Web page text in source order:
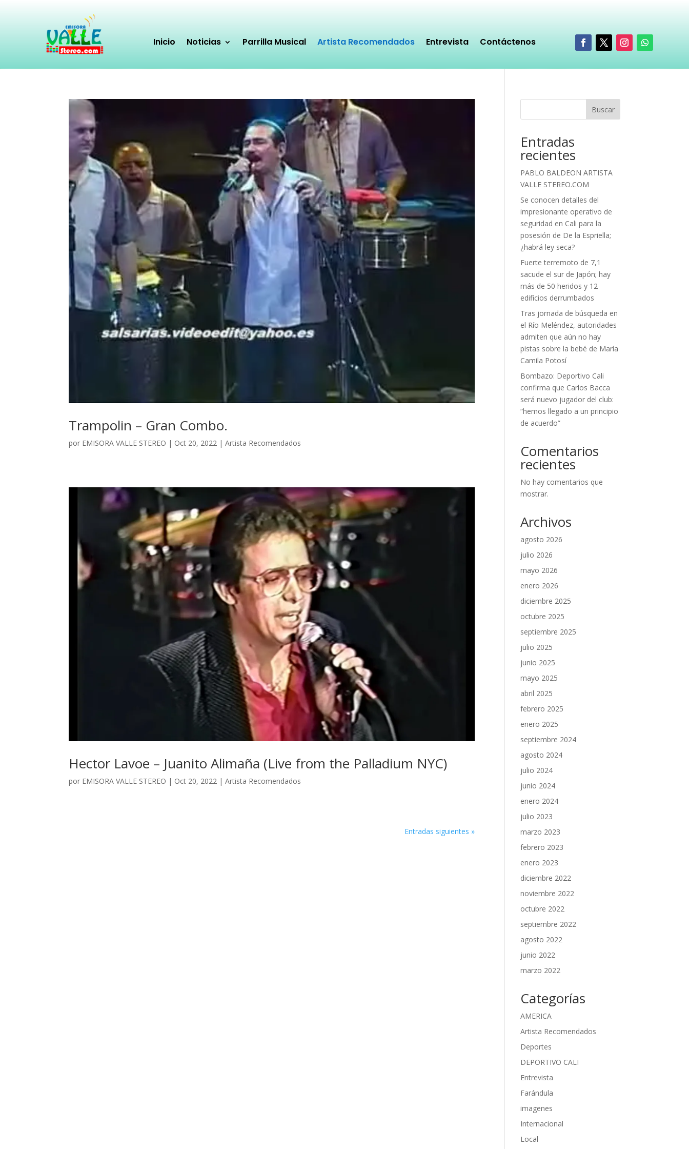
Inicio Noticias Parrilla Musical Artista Recomendados Entrevista Contáctenos
Trampolin – Gran Combo.
por EMISORA VALLE STEREO | Oct 20, 2022 |Artista Recomendados
Hector Lavoe – Juanito Alimaña (Live from the Palladium NYC)
por EMISORA VALLE STEREO | Oct 20, 2022 |Artista Recomendados
Entradas siguientes »
Buscar
Entradas
recientes
PABLO BALDEON ARTISTA
VALLE STEREO.COM
Se conocen detalles del
impresionante operativo de
seguridad en Cali para la
posesión de De la Espriella;
¿habrá ley seca?
Fuerte terremoto de 7,1
sacude el sur de Japón; hay
más de 50 heridos y 12
edificios derrumbados
Tras jornada de búsqueda en
el Río Meléndez, autoridades
admiten que aún no hay
pistas sobre la bebé de María
Camila Potosí
Bombazo: Deportivo Cali
confirma que Carlos Bacca
será nuevo jugador del club:
“hemos llegado a un principio
de acuerdo”
Comentarios
recientes
No hay comentarios que
mostrar.
Archivos
agosto 2026
julio 2026
mayo 2026
enero 2026
diciembre 2025
octubre 2025
septiembre 2025
julio 2025
junio 2025
mayo 2025
abril 2025
febrero 2025
enero 2025
septiembre 2024
agosto 2024
julio 2024
junio 2024
enero 2024
julio 2023
marzo 2023
febrero 2023
enero 2023
diciembre 2022
noviembre 2022
octubre 2022
septiembre 2022
agosto 2022
junio 2022
marzo 2022
Categorías
AMERICA
Artista Recomendados
Deportes
DEPORTIVO CALI
Entrevista
Farándula
imagenes
Internacional
Local